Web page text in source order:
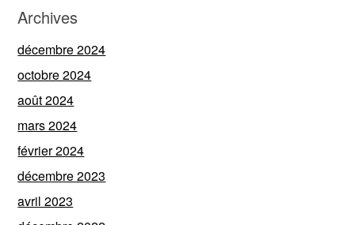
Archives
décembre 2024
octobre 2024
août 2024
mars 2024
février 2024
décembre 2023
avril 2023